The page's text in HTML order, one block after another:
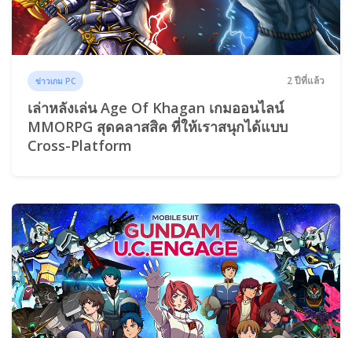
ข่าวเกม PC 2 ปีที่แล้ว
เล่าหลังเล่น Age Of Khagan เกมออนไลน์
MMORPG สุดคลาสสิค ที่ให้เราสนุกได้แบบ
Cross-Platform